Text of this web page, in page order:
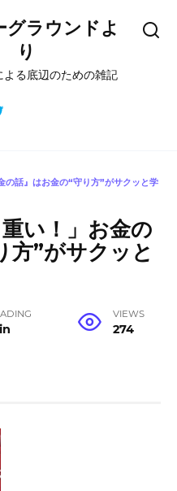
グラウンドよ
り
よる底辺のための雑記
の話』はお金の“守り方”がサクッと学
い！」お金の
方”がサクッと
VIEWS
274